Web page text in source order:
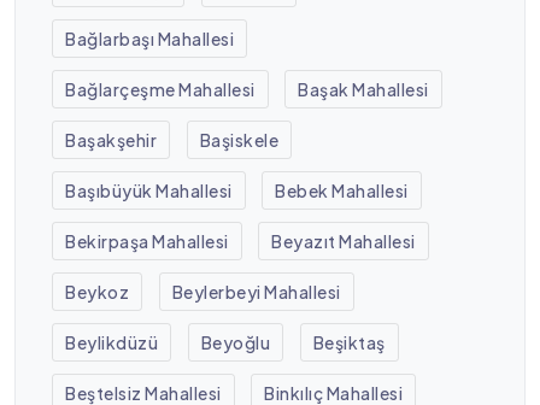
Bağlarbaşı Mahallesi
Bağlarçeşme Mahallesi Başak Mahallesi
Başakşehir Başiskele
Başıbüyük Mahallesi Bebek Mahallesi
Bekirpaşa Mahallesi Beyazıt Mahallesi
Beykoz Beylerbeyi Mahallesi
Beylikdüzü Beyoğlu Beşiktaş
Beştelsiz Mahallesi Binkılıç Mahallesi